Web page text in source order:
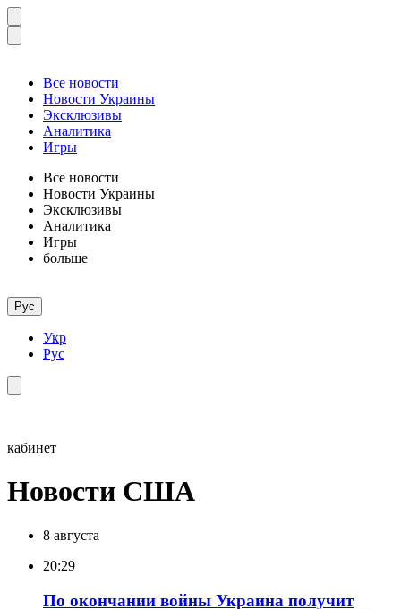
Все новости
Новости Украины
Эксклюзивы
Аналитика
Игры
Все новости
Новости Украины
Эксклюзивы
Аналитика
Игры
больше
Рус
Укр
Рус
кабинет
Новости США
8 августа
20:29
По окончании войны Украина получит